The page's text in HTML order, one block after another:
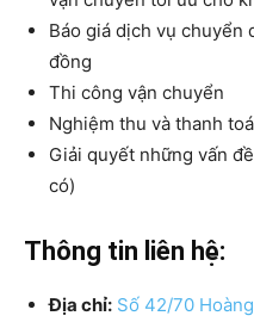
Báo giá dịch vụ chuyển
đồng
Thi công vận chuyển
Nghiệm thu và thanh
Giải quyết những vấn
có)
Thông tin liên hệ:
Địa chỉ: Số 42/70